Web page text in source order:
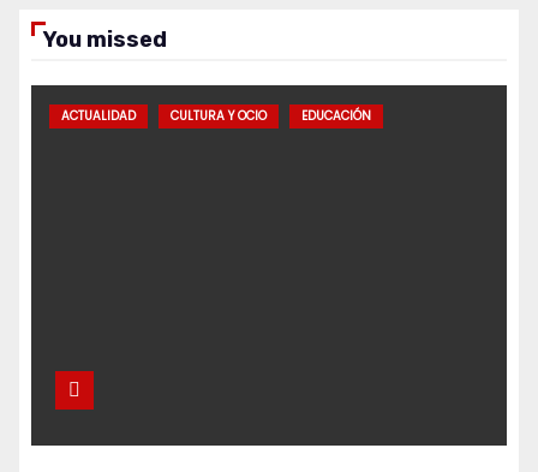
You missed
ACTUALIDAD CULTURA Y OCIO EDUCACIÓN